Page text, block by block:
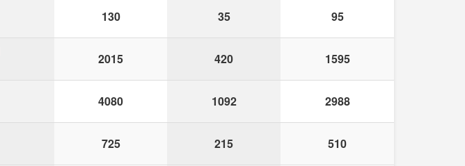
130 35 95
2015 420 1595
4080 1092 2988
725 215 510